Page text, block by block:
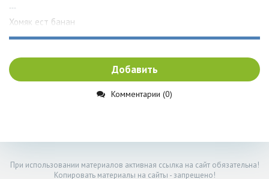
---
Хомяк ест банан
Добавить
Комментарии (0)
При использовании материалов активная ссылка на сайт обязательна!
Копировать материалы на сайты - запрещено!